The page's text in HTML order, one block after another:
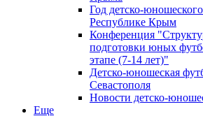
Год детско-
Республике Крым
Конференция
подготовки юных
этапе (7-14 лет)"
Детско-юношеская
Севастополя
Новости детско-
Еще